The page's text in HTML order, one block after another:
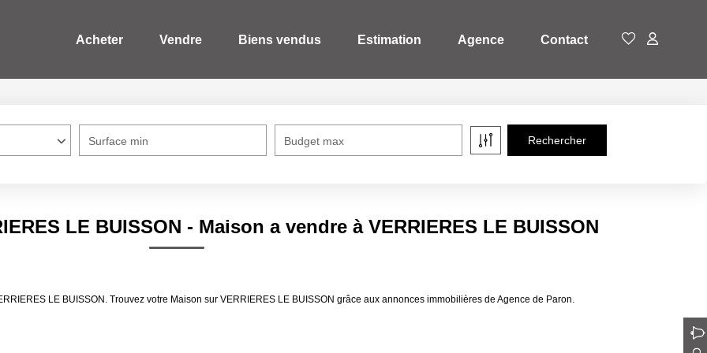
Acheter Vendre Biens vendus Estimation Agence Contact
Surface min Budget max
LE BUISSON - Maison a vendre à VERRIERES LE BUISSON
LE BUISSON. Trouvez votre Maison sur VERRIERES LE BUISSON grâce aux annonces immobilières de Agence de Paron.